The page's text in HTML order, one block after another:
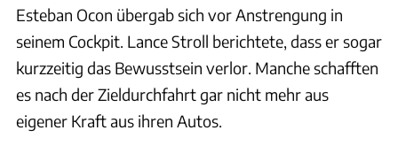
Esteban Ocon übergab sich vor Anstrengung in
seinem Cockpit. Lance Stroll berichtete, dass er sogar
kurzzeitig das Bewusstsein verlor. Manche schafften
es nach der Zieldurchfahrt gar nicht mehr aus
eigener Kraft aus ihren Autos.